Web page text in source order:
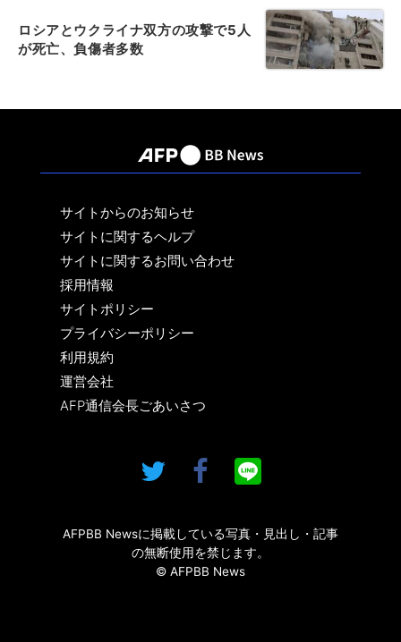
ロシアとウクライナ双方の攻撃で5人
が死亡、負傷者多数
サイトからのお知らせ
サイトに関するヘルプ
サイトに関するお問い合わせ
採用情報
サイトポリシー
プライバシーポリシー
利用規約
運営会社
AFP通信会長ごあいさつ
AFPBB Newsに掲載している写真・見出し・記事
の無断使用を禁じます。
© AFPBB News